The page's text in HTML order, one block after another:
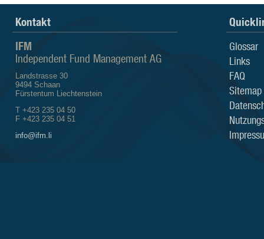
Kontakt
IFM
Independent Fund Management AG
Landstrasse 30
9494 Schaan
Fürstentum Liechtenstein
T +423 235 04 50
F +423 235 04 51
info@ifm.li
Glossar
Links
FAQ
Sitemap